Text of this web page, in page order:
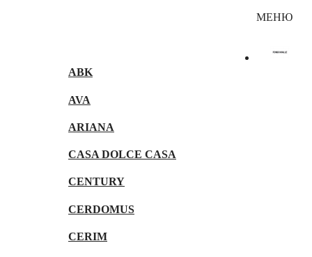
ABK
AVA
ARIANA
CASA DOLCE CASA
CENTURY
CERDOMUS
CERIM
МЕНЮ